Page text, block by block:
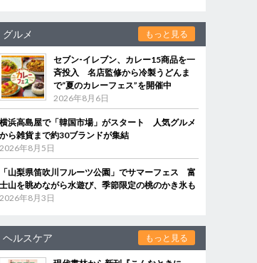
グルメ もっと見る
セブン‐イレブン、カレー15商品を一
斉投入 名店監修から冷製うどんま
で“夏のカレーフェス”を開催中
2026年8月6日
横浜高島屋で「韓国市場」がスタート 人気グルメ
から雑貨まで約30ブランドが集結
2026年8月5日
「山梨県笛吹川フルーツ公園」でサマーフェス 富
士山を眺めながら水遊び、季節限定の桃のかき氷も
2026年8月3日
ヘルスケア もっと見る